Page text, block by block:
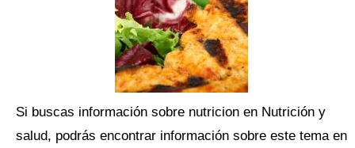
Si buscas información sobre nutricion en Nutrición y
salud, podrás encontrar información sobre este tema en